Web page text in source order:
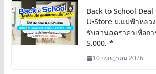
Back to School
U•Store ม.แม่ฟ้าหลว
รับส่วนลดราคาเพื่อก
5,000.-*
10 กรกฎาคม 2026